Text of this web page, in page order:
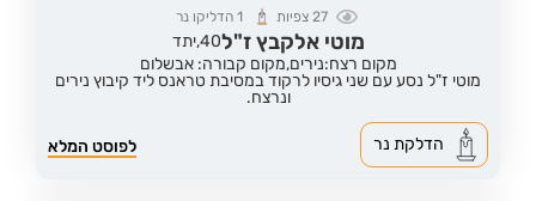
27 צפיות 1הדליקו נר
מוטי אלקבץ ז"ל40,יתד
מקום רצח:נירים,מקום קבורה: אבשלום
מוטי ז"ל נסע עם שני גיסיו לרקוד במסיבת טראנס ליד קיבוץ נירים
ונרצח.
לפוסט המלא הדלקת נר